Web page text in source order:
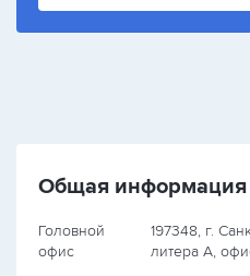
Общая информация
Головной
офис
197348, г.
литера А,